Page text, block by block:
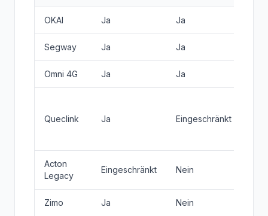
OKAI Ja Ja
Segway Ja Ja
Omni 4G Ja Ja
Queclink Ja Eingeschränkt
Acton
Legacy
Eingeschränkt Nein
Zimo Ja Nein